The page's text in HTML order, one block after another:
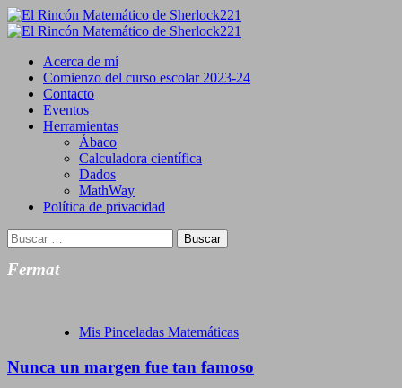
Saltar
al
Primary
Acerca de mí
Comienzo del curso escolar 2023-24
Contacto
Eventos
Herramientas
Ábaco
Calculadora científica
Dados
MathWay
Política de privacidad
Buscar:
Fermat
Mis Pinceladas Matemáticas
Nunca un margen fue tan famoso